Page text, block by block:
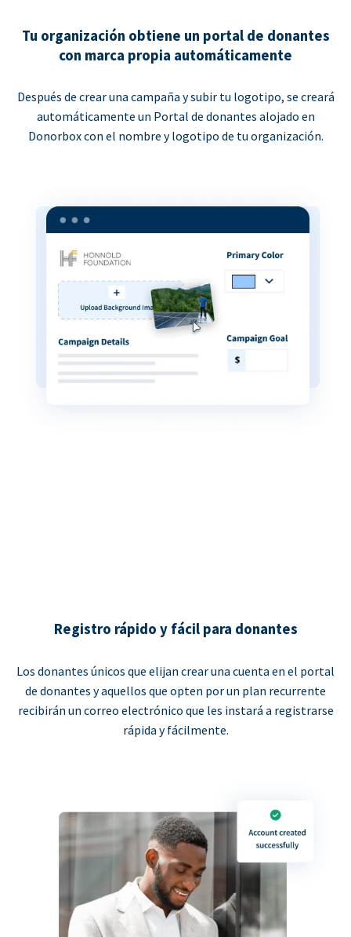
Tu organización obtiene un portal de donantes
con marca propia automáticamente
Después de crear una campaña y subir tu logotipo, se creará
automáticamente un Portal de donantes alojado en
Donorbox con el nombre y logotipo de tu organización.
Registro rápido y fácil para donantes
Los donantes únicos que elijan crear una cuenta en el portal
de donantes y aquellos que opten por un plan recurrente
recibirán un correo electrónico que les instará a registrarse
rápida y fácilmente.